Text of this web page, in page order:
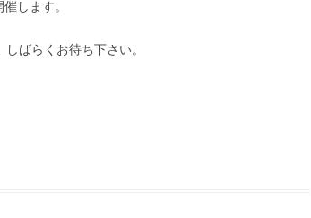
します。
ばらくお待ち下さい。